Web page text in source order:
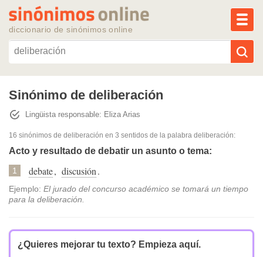
diccionario de sinónimos online
Reescribir texto con IA
Sinónimos populares
Temas populares
Temas recientes
Sinónimo de deliberación
Lingüista responsable: Eliza Arias
16 sinónimos de deliberación en 3 sentidos de la palabra deliberación:
Acto y resultado de debatir un asunto o tema:
1 debate, discusión.
Ejemplo: El jurado del concurso académico se tomará un tiempo
para la deliberación.
¿Quieres mejorar tu texto? Empieza aquí.